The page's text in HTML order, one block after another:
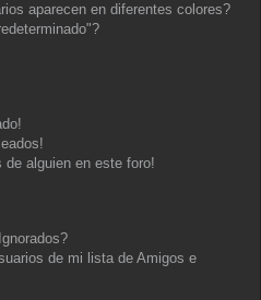
aparecen en diferentes colores?
de alguien en este foro!
de mi lista de Amigos e